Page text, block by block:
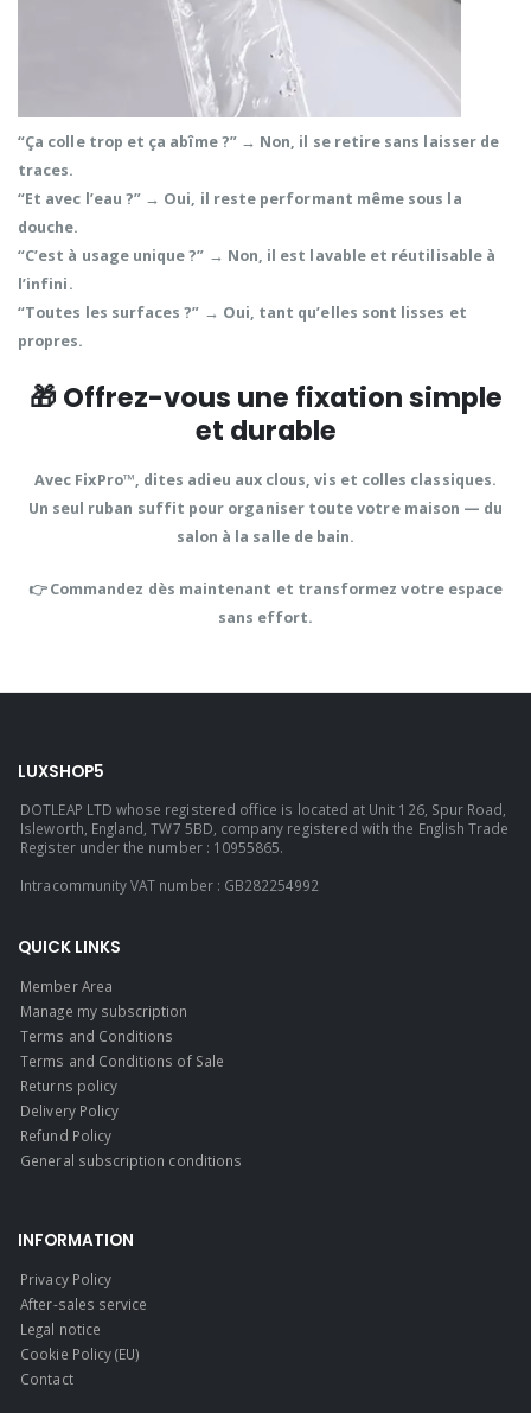
“Ça colle trop et ça abîme ?”→ Non, il se retire sans laisser de
traces.
“Et avec l’eau ?” → Oui, il reste performant même sous la
douche.
“C’est à usage unique ?” → Non, il est lavable et réutilisable à
l’infini.
“Toutes les surfaces ?” → Oui, tant qu’elles sont lisses et
propres.
🎁 Offrez-vous une fixation simple
et durable
Avec FixPro™, dites adieu aux clous, vis et colles classiques.
Un seul ruban suffit pour organiser toute votre maison — du
salon à la salle de bain.
👉Commandez dès maintenant et transformez votre espace
sans effort.
LUXSHOP5
DOTLEAP LTD whose registered office is located at Unit 126, Spur Road,
Isleworth, England, TW7 5BD, company registered with the English Trade
Register under the number : 10955865.
Intracommunity VAT number : GB282254992
QUICK LINKS
Member Area
Manage my subscription
Terms and Conditions
Terms and Conditions of Sale
Returns policy
Delivery Policy
Refund Policy
General subscription conditions
INFORMATION
Privacy Policy
After-sales service
Legal notice
Cookie Policy (EU)
Contact